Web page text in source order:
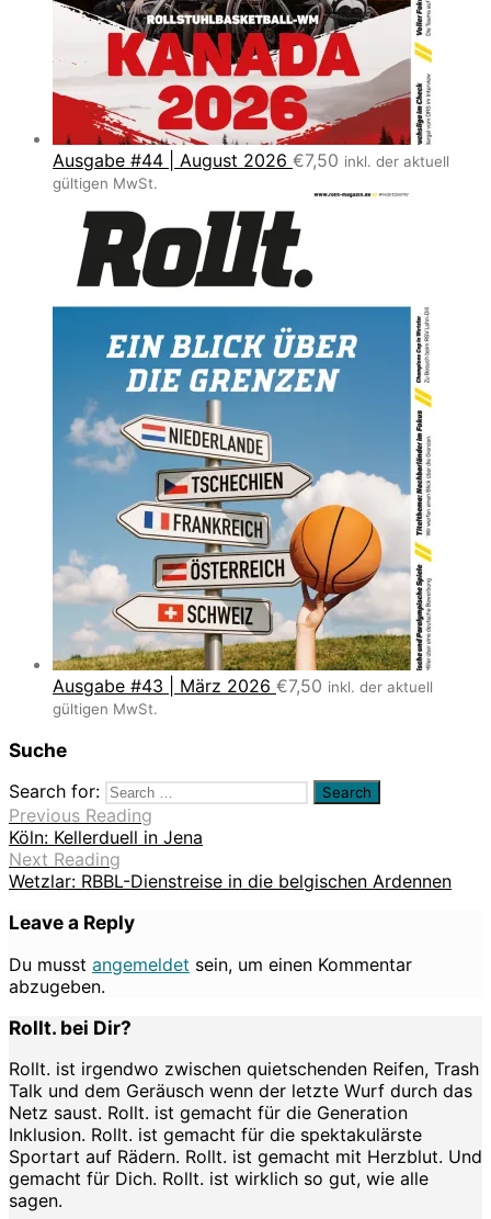
Ausgabe #44 | August 2026 €7,50 inkl. der aktuell
gültigen MwSt.
Ausgabe #43 | März 2026 €7,50 inkl. der aktuell
gültigen MwSt.
Suche
Search for:
Previous Reading
Köln: Kellerduell in Jena
Next Reading
Wetzlar: RBBL-Dienstreise in die belgischen Ardennen
Leave a Reply
Du musst angemeldet sein, um einen Kommentar
abzugeben.
Rollt. bei Dir?
Rollt. ist irgendwo zwischen quietschenden Reifen, Trash
Talk und dem Geräusch wenn der letzte Wurf durch das
Netz saust. Rollt. ist gemacht für die Generation
Inklusion. Rollt. ist gemacht für die spektakulärste
Sportart auf Rädern. Rollt. ist gemacht mit Herzblut. Und
gemacht für Dich. Rollt. ist wirklich so gut, wie alle
sagen.